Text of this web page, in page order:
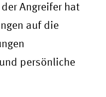
Angreifer hat
auf die
persönliche